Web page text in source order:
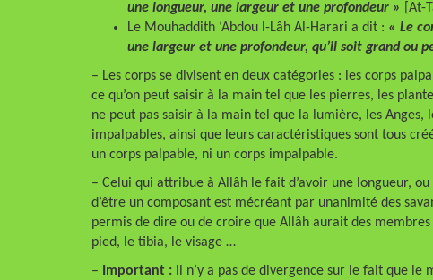
une longueur, une largeur et une profondeur »
[At-
Le Mouhaddith ‘Abdou l-Lâh Al-Harari a dit : « Le
une largeur et une profondeur, qu’il soit grand ou
– Les corps se divisent en deux catégories : les corps
ce qu’on peut saisir à la main tel que les pierres, les
ne peut pas saisir à la main tel que la lumière, les Anges,
impalpables, ainsi que leurs caractéristiques sont tous
un corps palpable, ni un corps impalpable.
– Celui qui attribue à Allâh le fait d’avoir une longueur,
d’être un composant est mécréant par unanimité des
permis de dire ou de croire que Allâh aurait des
pied, le tibia, le visage …
–
Important : il n’y a pas de divergence sur le fait que le